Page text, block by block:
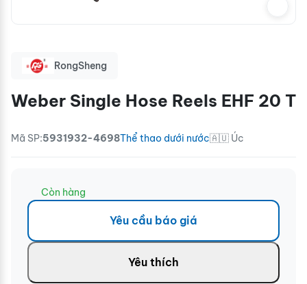
RongSheng
Weber Single Hose Reels EHF 20 T
Mã SP:5931932-4698Thể thao dưới nước🇦🇺 Úc
Còn hàng
Yêu cầu báo giá
Yêu thích